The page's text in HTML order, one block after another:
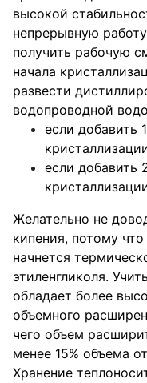
высокой
непрерывную
получить рабочую
начала
развести
водопроводной
если добавить
если добавить
Желательно не
кипения, потому
начнется
этиленгликоля.
обладает более
объемного
чего объем
менее 15% объема
Хранение